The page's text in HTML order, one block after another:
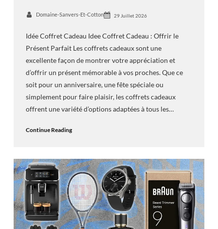
Domaine-Sanvers-Et-Cotton 29 Juillet 2026
Idée Coffret Cadeau Idee Coffret Cadeau : Offrir le
Présent Parfait Les coffrets cadeaux sont une
excellente façon de montrer votre appréciation et
d’offrir un présent mémorable à vos proches. Que ce
soit pour un anniversaire, une fête spéciale ou
simplement pour faire plaisir, les coffrets cadeaux
offrent une variété d’options adaptées à tous les…
Continue Reading